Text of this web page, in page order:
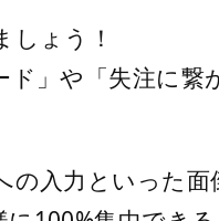
ょう！
」や「失注に
入力といった面